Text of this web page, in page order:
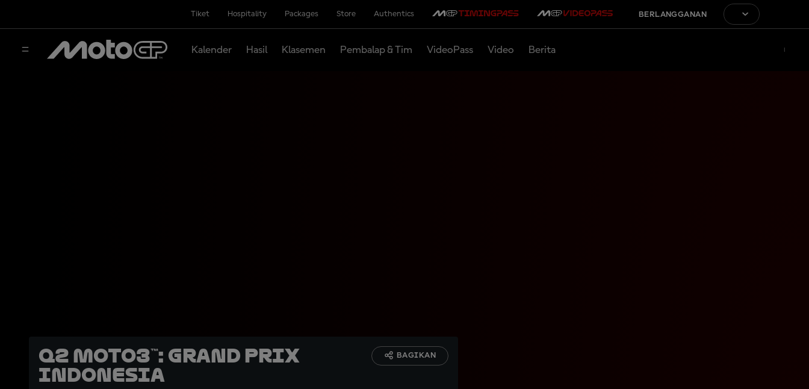
Tiket Hospitality Packages Store Authentics BERLANGGANAN
Kalender Hasil Klasemen Pembalap & Tim VideoPass Video Berita
Q2 Moto3™: Grand Prix
Indonesia
BAGIKAN